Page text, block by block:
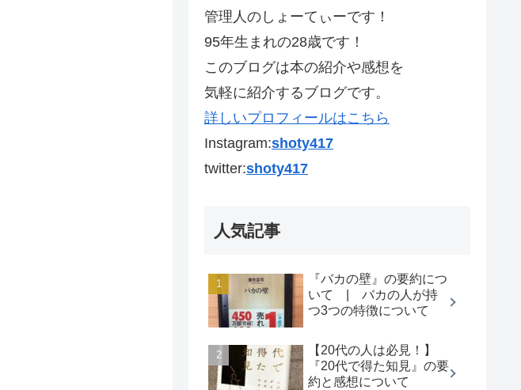
管理人のしょーてぃーです！
95年生まれの28歳です！
このブログは本の紹介や感想を
気軽に紹介するブログです。
詳しいプロフィールはこちら
Instagram:shoty417
twitter:shoty417
人気記事
『バカの壁』の要約につ
いて | バカの人が持
つ3つの特徴について
【20代の人は必見！】
『20代で得た知見』の要
約と感想について